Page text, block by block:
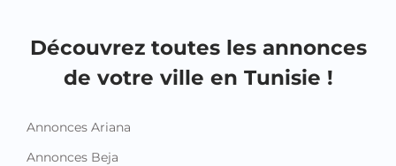
Découvrez toutes les annonces
de votre ville en Tunisie !
Annonces Ariana
Annonces Beja